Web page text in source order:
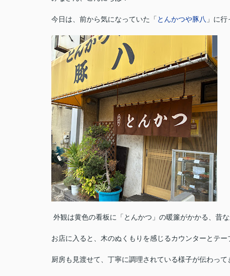
今日は、前から気になっていた「 とんかつや豚八 」に
外観は黄色の看板に「とんかつ」の暖簾がかかる、昔
お店に入ると、木のぬくもりを感じるカウンターとテー
厨房も見渡せて、丁寧に調理されている様子が伝わって